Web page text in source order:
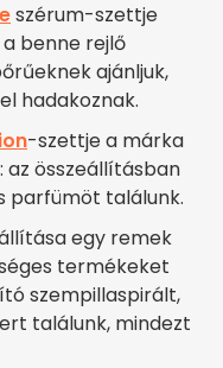
szérum-szettje
benne rejlő
ajánljuk,
hadakoznak.
-szettje a márka
összeállításban
parfümöt találunk.
egy remek
termékeket
szempillaspirált,
találunk, mindezt